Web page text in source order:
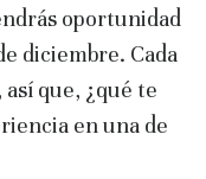
oportunidad
diciembre. Cada
que, ¿qué te
en una de